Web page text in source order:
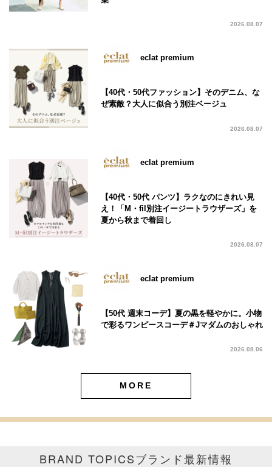
2026.08.07
eclat premium
【40代・50代ファッション】そのデニム、な
ぜ素敵？大人に似合う別注ベージュ
2026.08.07
eclat premium
【40代・50代 パンツ】ラクなのにきれい見
え！「M・fil別注イージートラウザーズ」を
夏から秋まで着回し
2026.08.07
eclat premium
【50代 週末コーデ】夏の黒を軽やかに。小物
で彩るワンピースコーデ＃Jマダムのおしゃれ
2026.08.06
MORE
BRAND TOPICSブランド最新情報